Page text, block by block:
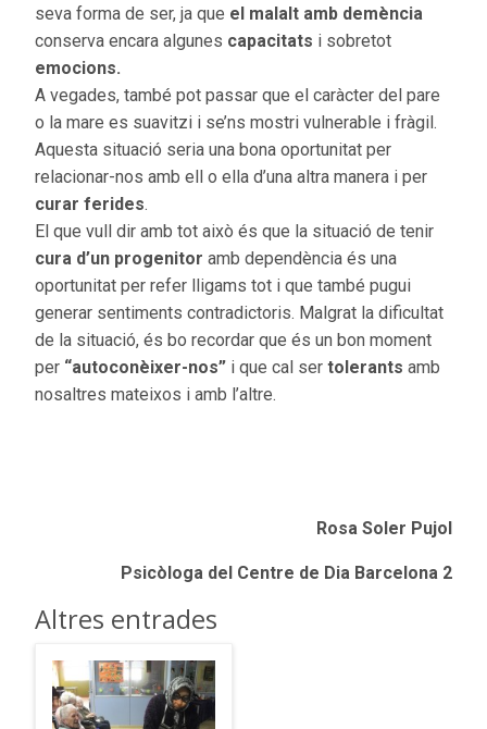
seva forma de ser, ja que el malalt amb demència
conserva encara algunes capacitats i sobretot
emocions.
A vegades, també pot passar que el caràcter del pare
o la mare es suavitzi i se’ns mostri vulnerable i fràgil.
Aquesta situació seria una bona oportunitat per
relacionar-nos amb ell o ella d’una altra manera i per
curar ferides.
El que vull dir amb tot això és que la situació de tenir
cura d’un progenitor amb dependència és una
oportunitat per refer lligams tot i que també pugui
generar sentiments contradictoris. Malgrat la dificultat
de la situació, és bo recordar que és un bon moment
per “autoconèixer-nos” i que cal ser tolerants amb
nosaltres mateixos i amb l’altre.
Rosa Soler Pujol
Psicòloga del Centre de Dia Barcelona 2
Altres entrades